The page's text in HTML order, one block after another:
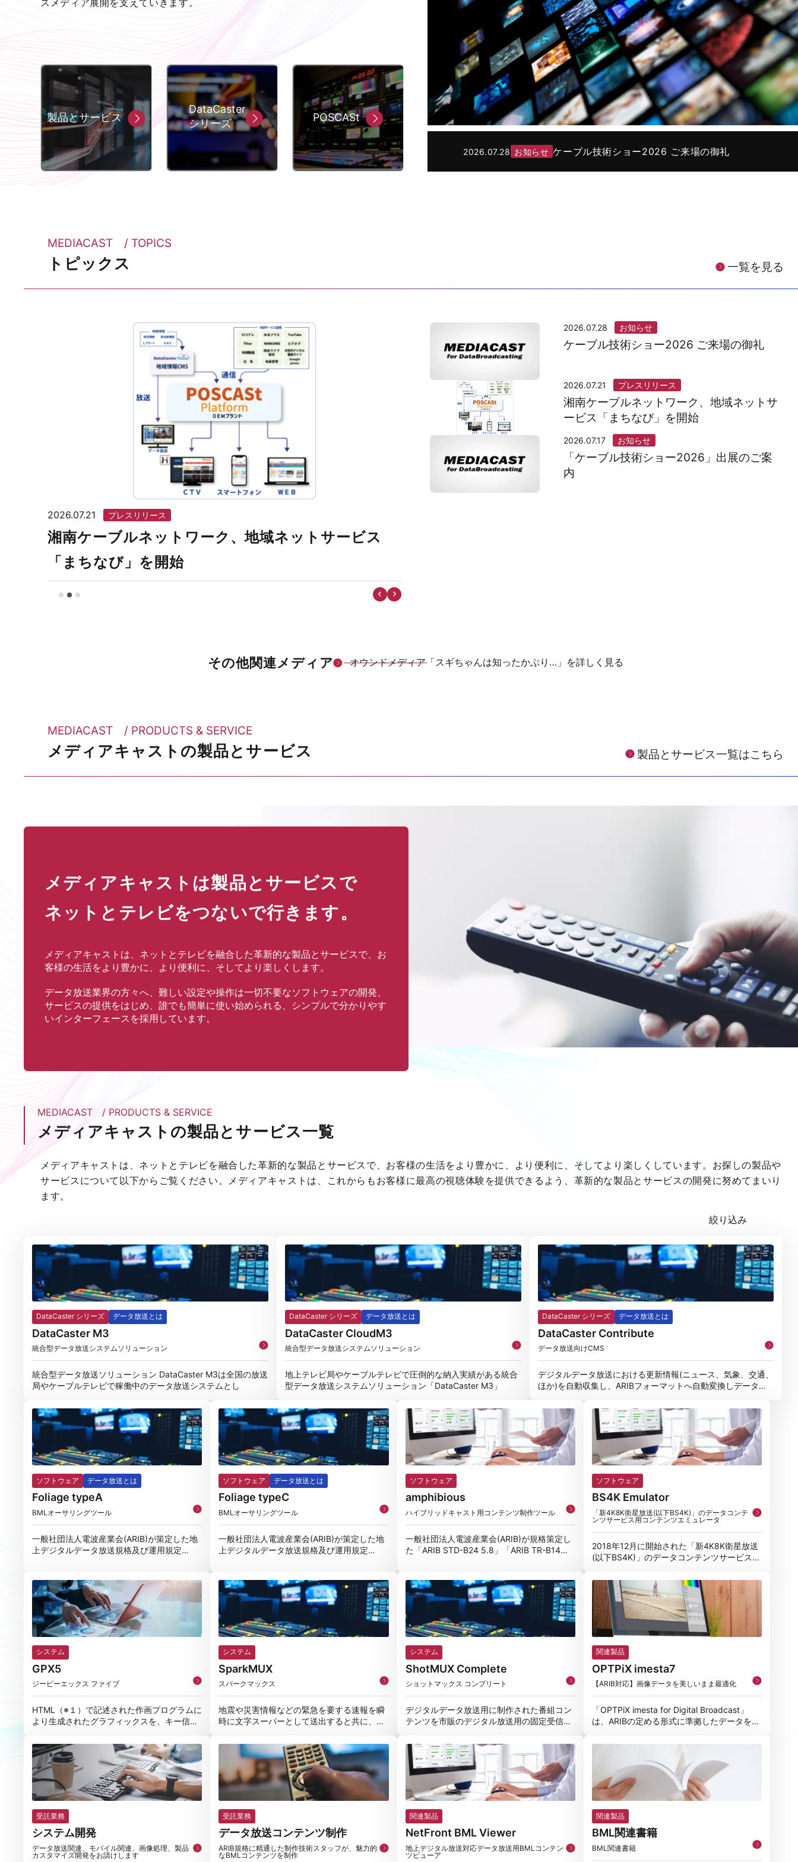
スメディア展開を支えていきます。
製品とサービス
DataCaster
シリーズ
POSCASt
2026.07.28 お知らせ ケーブル技術ショー2026 ご来場の御礼
MEDIACAST / TOPICS
トピックス 一覧を見る
2026.07.28 お知らせ
ケーブル技術ショー2026 ご来場の御礼
2026.07.21 プレスリリース
湘南ケーブルネットワーク、地域ネットサ
ービス「まちなび」を開始
2026.07.17 お知らせ
「ケーブル技術ショー2026」出展のご案
内
2026.07.21 プレスリリース
湘南ケーブルネットワーク、地域ネットサービス
「まちなび」を開始
その他関連メディア オウンドメディア「スギちゃんは知ったかぶり…」を詳しく見る
MEDIACAST / PRODUCTS & SERVICE
メディアキャストの製品と サービス 製品とサービス一覧はこちら
メディアキャストは製品とサービスで
ネットとテレビをつないで行きます。
メディアキャストは、ネットとテレビを融合した革新的な製品とサービスで、お
客様の生活をより豊かに、より便利に、そしてより楽しくします。
データ放送業界の方々へ、難しい設定や操作は一切不要なソフトウェアの開発、
サービスの提供をはじめ、誰でも簡単に使い始められる、シンプルで分かりやす
いインターフェースを採用しています。
MEDIACAST / PRODUCTS & SERVICE
メディアキャストの製品と サービス一覧
メディアキャストは、ネットとテレビを融合した革新的な製品とサービスで、お客様の生活をより豊かに、より便利に、そしてより楽しくしています。お探しの製品や
サービスについて以下からご覧ください。メディアキャストは、これからもお客様に最高の視聴体験を提供できるよう、革新的な製品とサービスの開発に努めてまいり
ます。
DataCaster シリーズ データ放送とは
DataCaster M3
統合型データ放送システムソリューション
統合型データ放送ソリューション DataCaster M3は全国の放送
局やケーブルテレビで稼働中のデータ放送システムとし
DataCaster シリーズ データ放送とは
DataCaster CloudM3
統合型データ放送システムソリューション
地上テレビ局やケーブルテレビで圧倒的な納入実績がある統合
型データ放送システムソリューション「DataCaster M3」
DataCaster シリーズ データ放送とは
DataCaster Contribute
データ放送向けCMS
デジタルデータ放送における更新情報(ニュース、気象、交通、
ほか)を自動収集し、ARIBフォーマットへ自動変換しデータ放
ソフトウェア データ放送とは
Foliage typeA
BMLオーサリングツール
一般社団法人電波産業会(ARIB)が策定した地
上デジタルデータ放送規格及び運用規定
ソフトウェア データ放送とは
Foliage typeC
BMLオーサリングツール
一般社団法人電波産業会(ARIB)が策定した地
上デジタルデータ放送規格及び運用規定
ソフトウェア
amphibious
ハイブリッドキャスト用コンテンツ制作ツール
一般社団法人電波産業会(ARIB)が規格策定し
た「ARIB STD-B24 5.8」「ARIB TR-B14
ソフトウェア
BS4K Emulator
「新4K8K衛星放送(以下BS4K)」のデータコンテ
ンツサービス用コンテンツエミュレータ
2018年12月に開始された「新4K8K衛星放送
(以下BS4K)」のデータコンテンツサービス用
システム
GPX5
ジーピーエックス ファイブ
HTML（※１）で記述された作画プログラムに
より生成されたグラフィックスを、キー信号
システム
SparkMUX
スパークマックス
地震や災害情報などの緊急を要する速報を瞬
時に文字スーパーとして送出すると共に、デ
システム
ShotMUX Complete
ショットマックス コンプリート
デジタルデータ放送用に制作された番組コン
テンツを市販のデジタル放送用の固定受信機
関連製品
OPTPiX imesta7
【ARIB対応】画像データを美しいまま最適化
「OPTPiX imesta for Digital Broadcast」
は、ARIBの定める形式に準拠したデータを作
受託業務
システム開発
データ放送関連、モバイル関連、画像処理、製品
カスタマイズ開発をお請けします
受託業務
データ放送コンテンツ制作
ARIB規格に精通した制作技術スタッフが、魅力的
なBMLコンテンツを制作
関連製品
NetFront BML Viewer
地上デジタル放送対応データ放送用BMLコンテン
ツビューア
関連製品
BML関連書籍
BML関連書籍